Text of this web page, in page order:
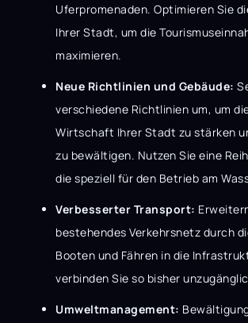
Uferpromenaden. Optimieren Sie
Ihrer Stadt, um die
maximieren.
Neue Richtlinien und Gebäude:
verschiedene Richtlinien um, um
Wirtschaft Ihrer Stadt zu stärken
zu bewältigen. Nutzen Sie eine
die speziell für den Betrieb am
Verbesserter Transport:
bestehendes Verkehrsnetz durch
Booten und Fähren in die
verbinden Sie so bisher
Umweltmanagement: